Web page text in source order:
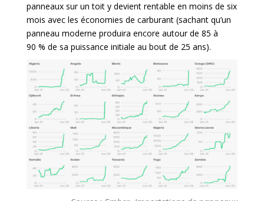
panneaux sur un toit y devient rentable en moins de six
mois avec les économies de carburant (sachant qu’un
panneau moderne produira encore autour de 85 à
90 % de sa puissance initiale au bout de 25 ans).